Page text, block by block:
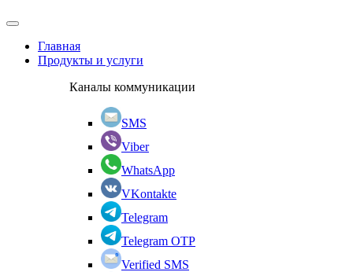
Главная
Продукты и услуги
Каналы коммуникации
SMS
Viber
WhatsApp
VKontakte
Telegram
Telegram OTP
Verified SMS